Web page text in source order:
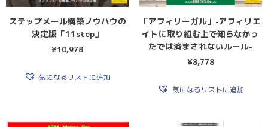
ステップメール構築ノウハウの
決定版「11step」
¥10,978
気になるリストに追加
「アフィリーガル」-アフィリエ
イトに取り組む上で知らなかっ
たでは済まされないルール-
¥8,778
気になるリストに追加